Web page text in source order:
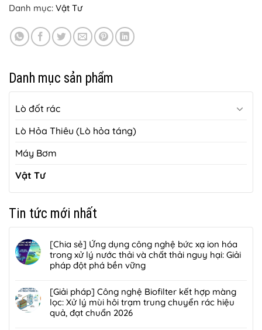
Danh mục: Vật Tư
Danh mục sản phẩm
Lò đốt rác
Lò Hỏa Thiêu (Lò hỏa táng)
Máy Bơm
Vật Tư
Tin tức mới nhất
[Chia sẻ] Ứng dụng công nghệ bức xạ ion hóa
trong xử lý nước thải và chất thải nguy hại: Giải
pháp đột phá bền vững
có
bình
luận
ở
[Giải pháp] Công nghệ Biofilter kết hợp màng
lọc: Xử lý mùi hôi trạm trung chuyển rác hiệu
quả, đạt chuẩn 2026